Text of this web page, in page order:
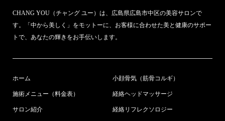
CHANG YOU（チャング ユー）は、広島県広島市中区の美容サロンで
す。「中から美しく」をモットーに、お客様に合わせた美と健康のサポー
トで、あなたの輝きをお手伝いします。
ホーム
施術メニュー（料金表）
サロン紹介
小顔骨気（筋骨コルギ）
経絡ヘッドマッサージ
経絡リフレクソロジー